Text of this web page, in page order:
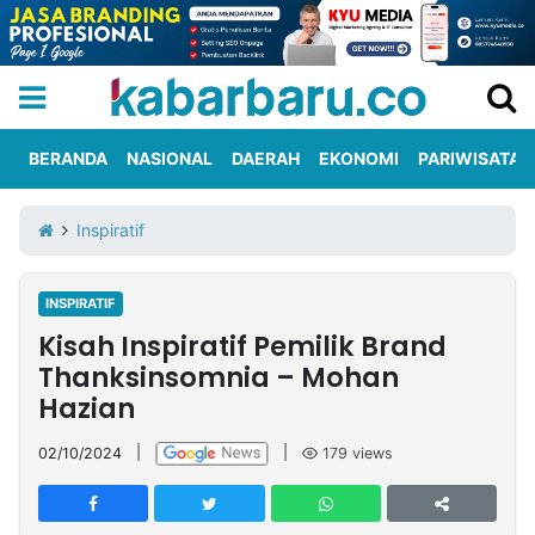
Iklan
Berita
Kami
Nasional
International
Olahraga
Entertainment
Daerah
Pariwisata
Kuliner
Kolom
Network
PT
TREETAN
BERANDA NASIONAL DAERAH EKONOMI PARIWISATA
Inspiratif
INSPIRATIF
Kisah Inspiratif Pemilik Brand
Thanksinsomnia – Mohan
Hazian
02/10/2024 179 views